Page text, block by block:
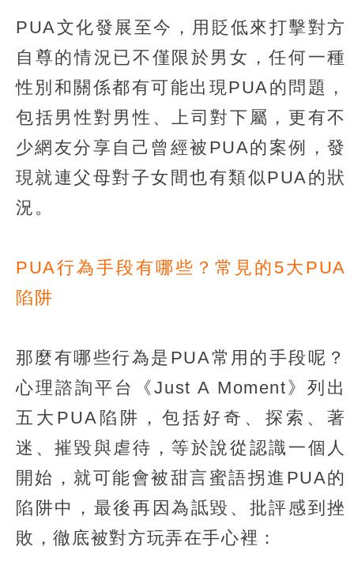
PUA文化發展至今，用貶低來打擊對方
自尊的情況已不僅限於男女，任何一種
性別和關係都有可能出現PUA的問題，
包括男性對男性、上司對下屬，更有不
少網友分享自己曾經被PUA的案例，發
現就連父母對子女間也有類似PUA的狀
況。
PUA行為手段有哪些？常見的5大PUA
陷阱
那麼有哪些行為是PUA常用的手段呢？
心理諮詢平台《Just A Moment》列出
五大PUA陷阱，包括好奇、探索、著
迷、摧毀與虐待，等於說從認識一個人
開始，就可能會被甜言蜜語拐進PUA的
陷阱中，最後再因為詆毀、批評感到挫
敗，徹底被對方玩弄在手心裡：